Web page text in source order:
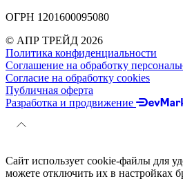
ОГРН 1201600095080
© АПР ТРЕЙД 2026
Политика конфиденциальности
Соглашение на обработку
Согласие на обработку cookies
Публичная оферта
Разработка и продвижение
Сайт использует cookie-файлы для
можете отключить их в настройках